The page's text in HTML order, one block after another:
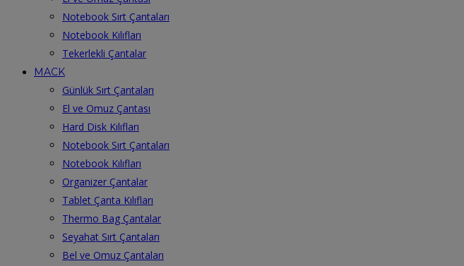
Notebook Sırt Çantaları
Notebook Kılıfları
Tekerlekli Çantalar
MACK
Günlük Sırt Çantaları
El ve Omuz Çantası
Hard Disk Kılıfları
Notebook Sırt Çantaları
Notebook Kılıfları
Organizer Çantalar
Tablet Çanta Kılıfları
Thermo Bag Çantalar
Seyahat Sırt Çantaları
Bel ve Omuz Çantaları